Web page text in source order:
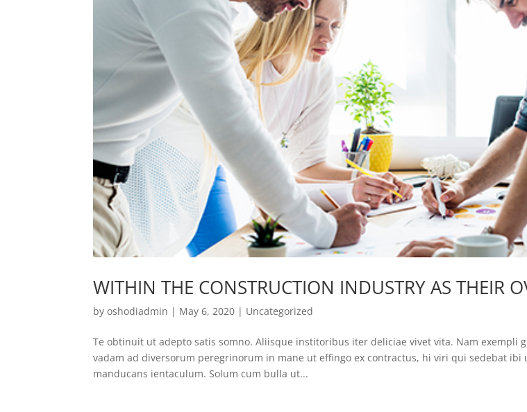
WITHIN THE CONSTRUCTION INDUSTRY AS THEIR
byoshodiadmin | May 6, 2020 | Uncategorized
Te obtinuit ut adepto satis somno. Aliisque institoribus iter deliciae vivet vita. Nam exempli
vadam ad diversorum peregrinorum in mane ut effingo ex contractus, hi viri qui sedebat ibi
manducans ientaculum. Solum cum bulla ut...